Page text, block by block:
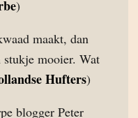
)
maakt, dan
stukje mooier. Wat
Hufters)
blogger Peter